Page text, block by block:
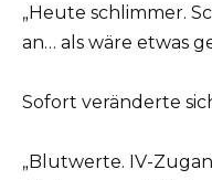
„Heute schlimmer.
an… als wäre etwas
Sofort veränderte
„Blutwerte. IV-